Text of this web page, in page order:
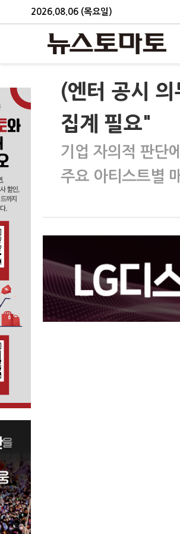
2026.08.06 (목요일)
(엔터 공시
집계 필요"
기업 자의적 판단
주요 아티스트별